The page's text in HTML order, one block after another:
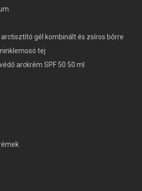
gél kombinált és zsíros bőrre
tej
arckrém SPF 50 50 ml